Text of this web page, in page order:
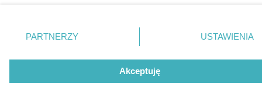
nie wymagają zgody użytkownika, ale masz prawo sprzeciwić
się takiemu przetwarzaniu. Preferencje będą miały
Zapoznaj się z poniższymi informacjami, abyś mógł świadomie
PARTNERZY USTAWIENIA
Akceptuję